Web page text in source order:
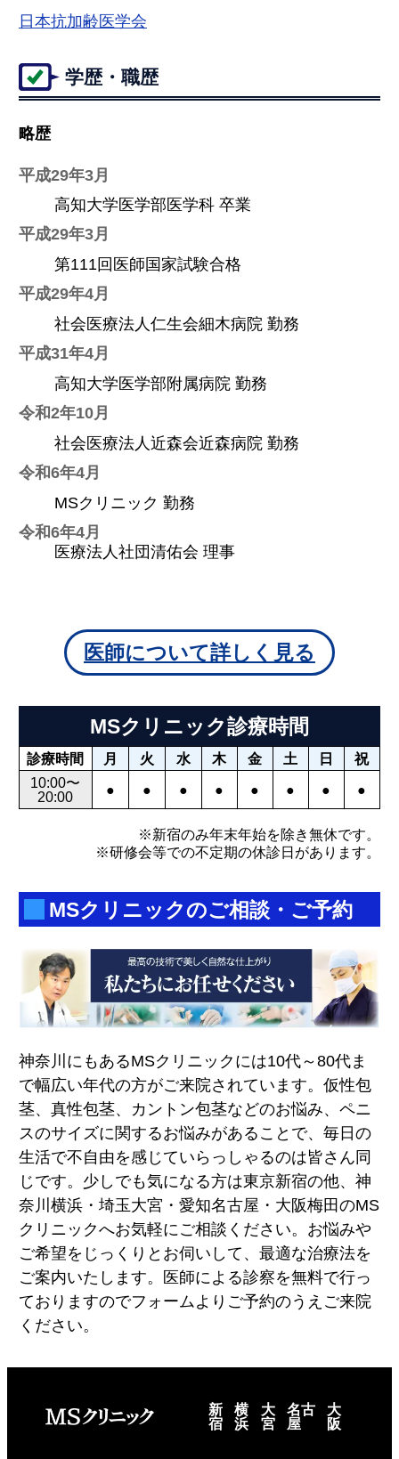
日本抗加齢医学会
学歴・職歴
略歴
平成29年3月
高知大学医学部医学科 卒業
平成29年3月
第111回医師国家試験合格
平成29年4月
社会医療法人仁生会細木病院 勤務
平成31年4月
高知大学医学部附属病院 勤務
令和2年10月
社会医療法人近森会近森病院 勤務
令和6年4月
MSクリニック 勤務
令和6年4月
医療法人社団清佑会 理事
医師について詳しく見る
MSクリニック診療時間
診療時間 月 火 水 木 金 土 日
祝
10:00〜
20:00
● ● ● ● ● ● ● ●
※新宿のみ年末年始を除き無休です。
※研修会等での不定期の休診日があります。
MSクリニックのご相談・ご予約
神奈川にもあるMSクリニックには10代～80代ま
で幅広い年代の方がご来院されています。仮性包
茎、真性包茎、カントン包茎などのお悩み、ペニ
スのサイズに関するお悩みがあることで、毎日の
生活で不自由を感じていらっしゃるのは皆さん同
じです。少しでも気になる方は東京新宿の他、神
奈川横浜・埼玉大宮・愛知名古屋・大阪梅田のMS
クリニックへお気軽にご相談ください。お悩みや
ご希望をじっくりとお伺いして、最適な治療法を
ご案内いたします。医師による診察を無料で行っ
ておりますのでフォームよりご予約のうえご来院
ください。
新
宿
横
浜
大
宮
名古
屋
大
阪